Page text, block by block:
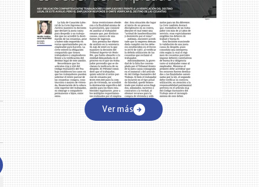
Ver más